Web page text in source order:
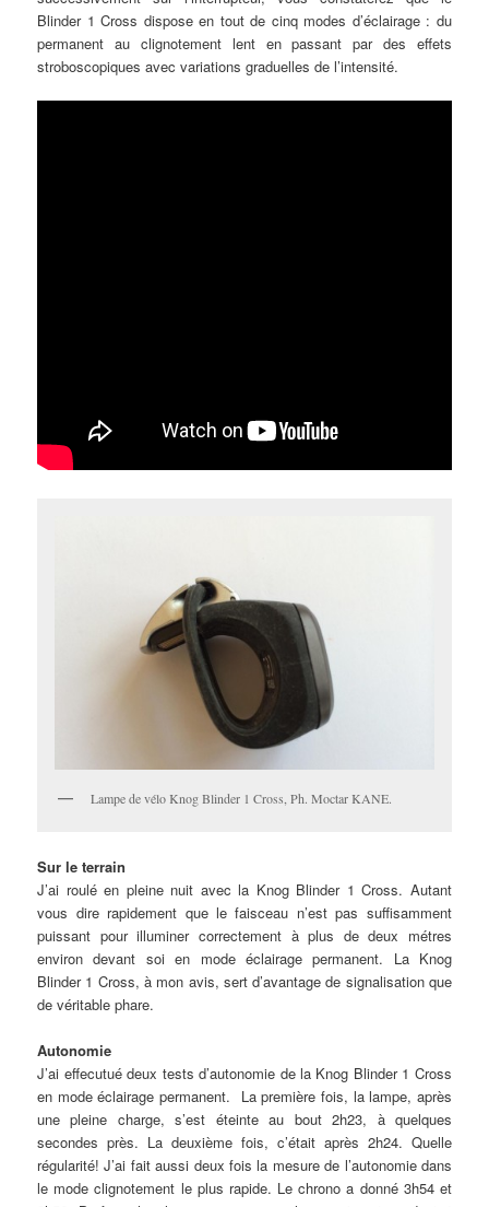
Blinder 1 Cross dispose en tout de cinq modes d’éclairage : du
permanent au clignotement lent en passant par des effets
stroboscopiques avec variations graduelles de l’intensité.
Lampe de vélo Knog Blinder 1 Cross, Ph. Moctar KANE.
Sur le terrain
J’ai roulé en pleine nuit avec la Knog Blinder 1 Cross. Autant
vous dire rapidement que le faisceau n’est pas suffisamment
puissant pour illuminer correctement à plus de deux métres
environ devant soi en mode éclairage permanent. La Knog
Blinder 1 Cross, à mon avis, sert d’avantage de signalisation que
de véritable phare.
Autonomie
J’ai effecutué deux tests d’autonomie de la Knog Blinder 1 Cross
en mode éclairage permanent. La première fois, la lampe, après
une pleine charge, s’est éteinte au bout 2h23, à quelques
secondes près. La deuxième fois, c’était après 2h24. Quelle
régularité! J’ai fait aussi deux fois la mesure de l’autonomie dans
le mode clignotement le plus rapide. Le chrono a donné 3h54 et